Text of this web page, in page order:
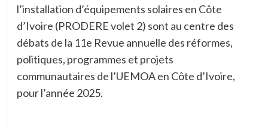
l’installation d’équipements solaires en Côte
d’Ivoire (PRODERE volet 2) sont au centre des
débats de la 11e Revue annuelle des réformes,
politiques, programmes et projets
communautaires de l’UEMOA en Côte d’Ivoire,
pour l’année 2025.